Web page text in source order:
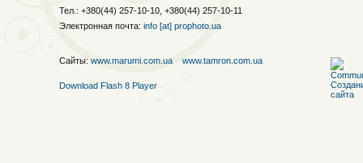
Тел.: +380(44) 257-10-10, +380(44) 257-10-11
Электронная почта: info [at] prophoto.ua
Сайты: www.marumi.com.ua www.tamron.com.ua
Download Flash 8 Player